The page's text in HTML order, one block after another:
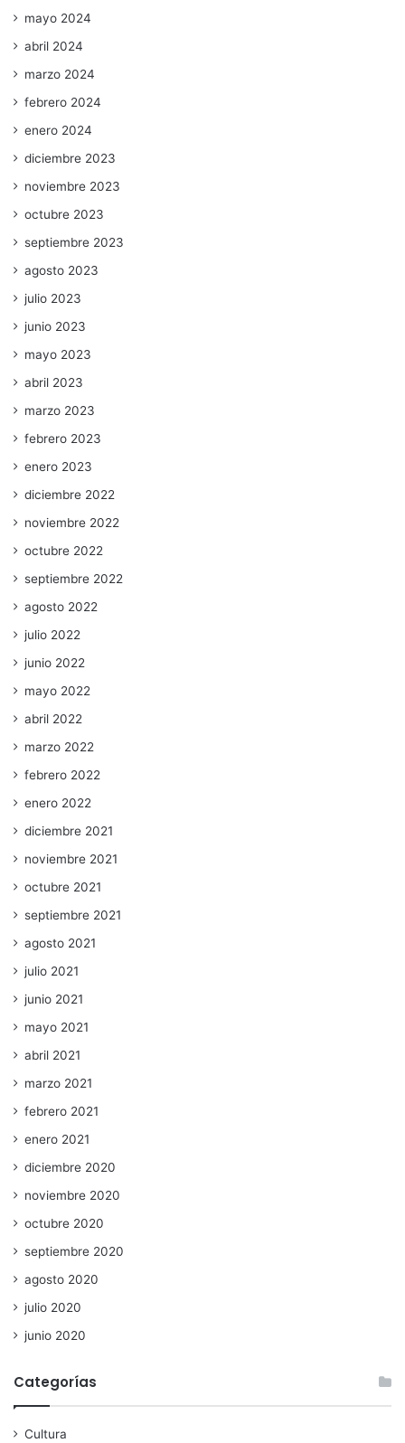
mayo 2024
abril 2024
marzo 2024
febrero 2024
enero 2024
diciembre 2023
noviembre 2023
octubre 2023
septiembre 2023
agosto 2023
julio 2023
junio 2023
mayo 2023
abril 2023
marzo 2023
febrero 2023
enero 2023
diciembre 2022
noviembre 2022
octubre 2022
septiembre 2022
agosto 2022
julio 2022
junio 2022
mayo 2022
abril 2022
marzo 2022
febrero 2022
enero 2022
diciembre 2021
noviembre 2021
octubre 2021
septiembre 2021
agosto 2021
julio 2021
junio 2021
mayo 2021
abril 2021
marzo 2021
febrero 2021
enero 2021
diciembre 2020
noviembre 2020
octubre 2020
septiembre 2020
agosto 2020
julio 2020
junio 2020
Categorías
Cultura